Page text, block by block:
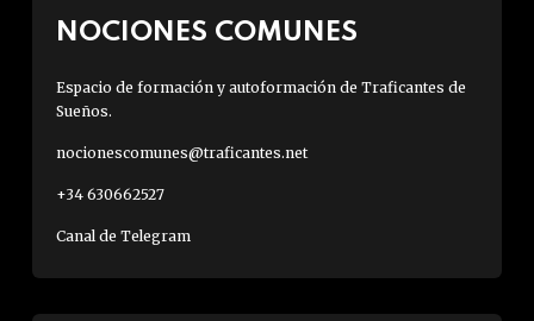
NOCIONES COMUNES
Espacio de formación y autoformación de Traficantes de
Sueños.
nocionescomunes@traficantes.net
+34 630662527
Canal de Telegram